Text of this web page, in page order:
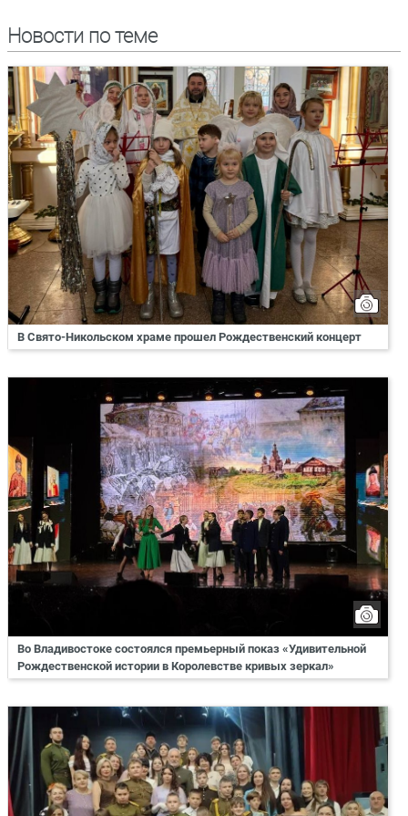
Новости по теме
В Свято-Никольском храме прошел Рождественский концерт
Во Владивостоке состоялся премьерный показ «Удивительной
Рождественской истории в Королевстве кривых зеркал»